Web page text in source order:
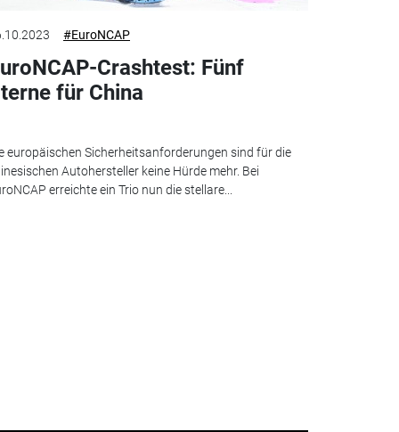
#EuroNCAP
Crashtest: Fünf
für China
europäischen Sicherheitsanforderungen sind für die
Autohersteller keine Hürde mehr. Bei
erreichte ein Trio nun die stellare...